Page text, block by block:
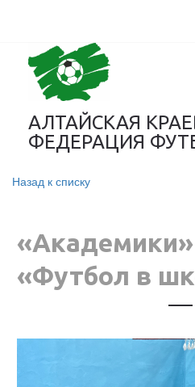
АЛТАЙСКАЯ
ФЕДЕРАЦИЯ
Назад к списку
«Футбол в